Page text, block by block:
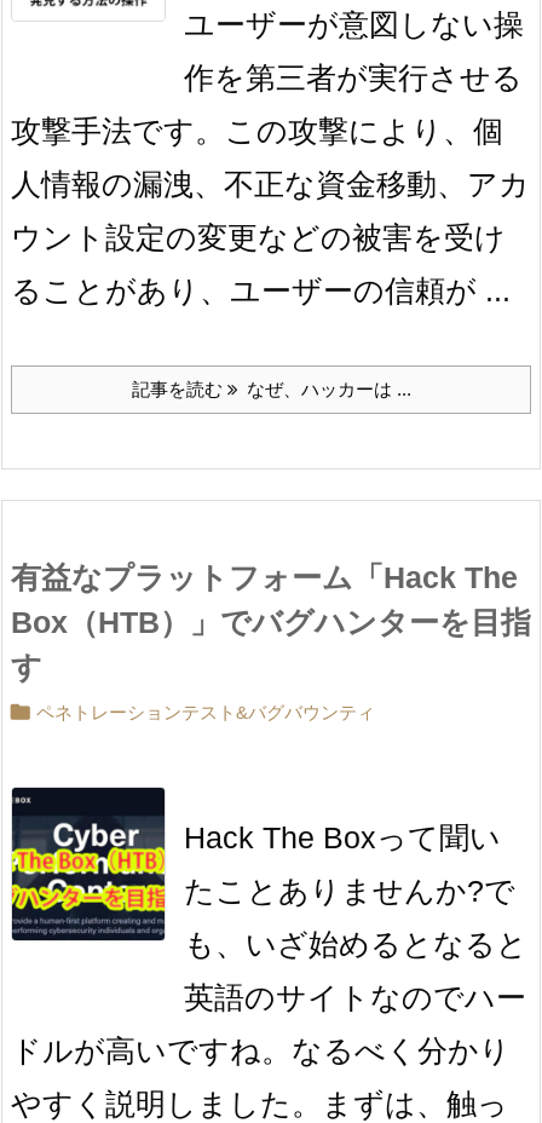
ユーザーが意図しない操
作を第三者が実行させる
攻撃手法です。この攻撃により、個
人情報の漏洩、不正な資金移動、アカ
ウント設定の変更などの被害を受け
ることがあり、ユーザーの信頼が ...
記事を読む なぜ、ハッカーは ...
有益なプラットフォーム「Hack The
Box（HTB）」でバグハンターを目指
す
 ペネトレーションテスト&バグバウンティ
Hack The Boxって聞い
たことありませんか?で
も、いざ始めるとなると
英語のサイトなのでハー
ドルが高いですね。なるべく分かり
やすく説明しました。まずは、触っ